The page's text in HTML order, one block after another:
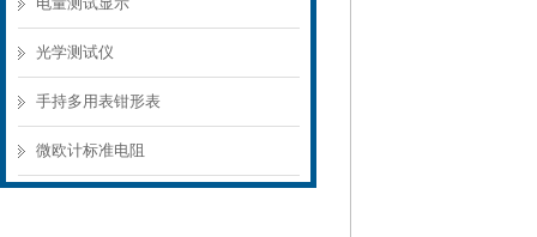
光学测试仪
手持多用表钳形表
微欧计标准电阻